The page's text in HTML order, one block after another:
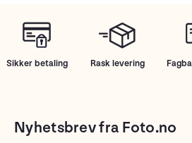
Sikker betaling Rask levering
Nyhetsbrev fra Foto.no